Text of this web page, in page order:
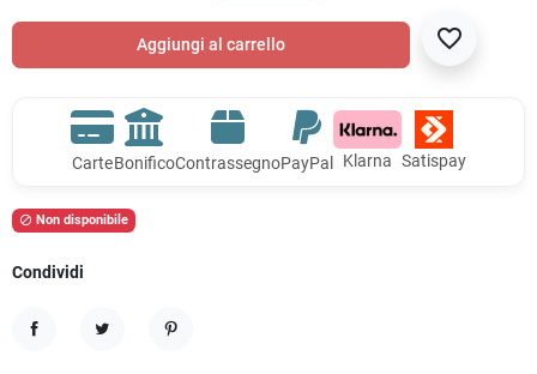
Aggiungi al carrello favorite_border
CarteBonificoContrassegnoPayPal Klarna Satispay
 Non disponibile
Condividi